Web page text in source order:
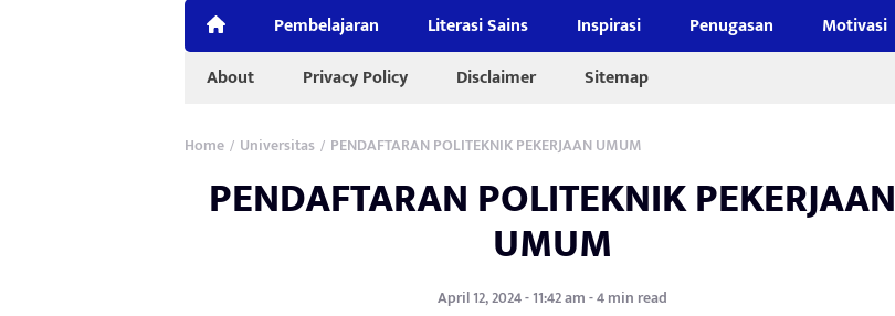
Pembelajaran Literasi Sains Inspirasi Penugasan Motivasi
About
Privacy Policy Disclaimer Sitemap
Home / Universitas / PENDAFTARAN POLITEKNIK PEKERJAAN UMUM
PENDAFTARAN POLITEKNIK PEKERJAAN
UMUM
April 12, 2024 - 11:42 am - 4 min read